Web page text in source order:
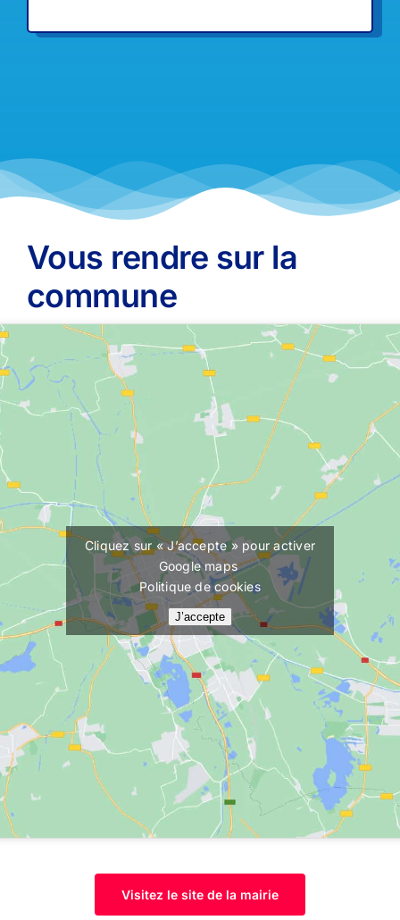
Vous rendre sur la
commune
Cliquez sur « J’accepte » pour activer
Google maps
Politique de cookies
J’accepte
Visitez le site de la mairie